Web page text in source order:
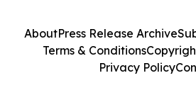
AboutPress Release Archive
Terms & Conditions
Privacy Policy